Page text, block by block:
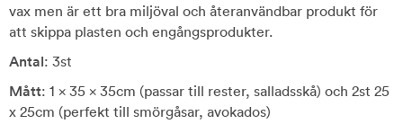
vax men är ett bra miljöval och återanvändbar produkt för
att skippa plasten och engångsprodukter.
Antal: 3st
Mått: 1 x 35 x 35cm (passar till rester, salladsskå) och 2st 25
x 25cm (perfekt till smörgåsar, avokados)